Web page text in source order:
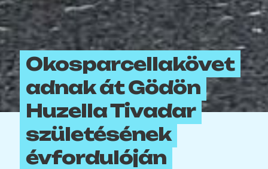
Okosparcellakövet
adnak át Gödön
Huzella Tivadar
születésének
évfordulóján